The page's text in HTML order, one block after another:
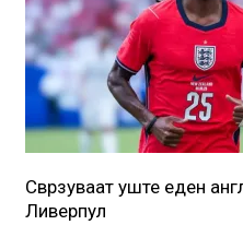
Сврзуваат уште еден
Ливерпул